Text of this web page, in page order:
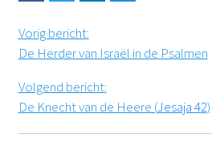
Vorig bericht:
De Herder van Israël in de Psalmen
Volgend bericht:
De Knecht van de Heere (Jesaja 42)